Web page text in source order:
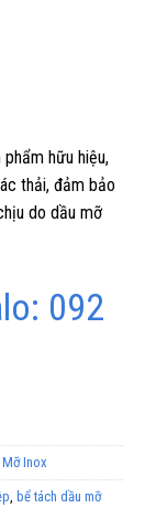
hữu hiệu,
thải, đảm bảo
do dầu mỡ
092
Inox
bể tách dầu mỡ